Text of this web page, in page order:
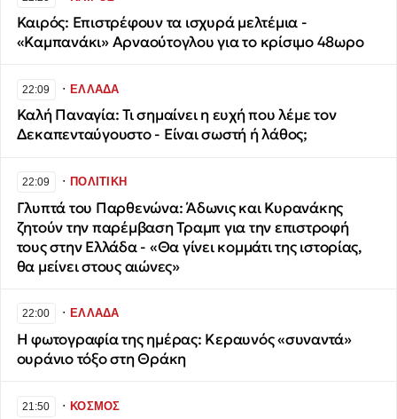
Καιρός: Επιστρέφουν τα ισχυρά μελτέμια -
«Καμπανάκι» Αρναούτογλου για το κρίσιμο 48ωρο
22:09 ∙ΕΛΛΑΔΑ
Καλή Παναγία: Τι σημαίνει η ευχή που λέμε τον
Δεκαπενταύγουστο - Είναι σωστή ή λάθος;
22:09 ∙ΠΟΛΙΤΙΚΗ
Γλυπτά του Παρθενώνα: Άδωνις και Κυρανάκης
ζητούν την παρέμβαση Τραμπ για την επιστροφή
τους στην Ελλάδα - «Θα γίνει κομμάτι της ιστορίας,
θα μείνει στους αιώνες»
22:00 ∙ΕΛΛΑΔΑ
Η φωτογραφία της ημέρας: Κεραυνός «συναντά»
ουράνιο τόξο στη Θράκη
21:50 ∙ΚΟΣΜΟΣ